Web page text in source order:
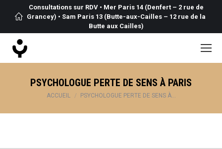
Consultations sur RDV • Mer Paris 14 (Denfert – 2 rue de
Grancey) • Sam Paris 13 (Butte-aux-Cailles – 12 rue de la
Butte aux Cailles)
PSYCHOLOGUE PERTE DE SENS À PARIS
Vous êtes ici :
ACCUEIL PSYCHOLOGUE PERTE DE SENS À…